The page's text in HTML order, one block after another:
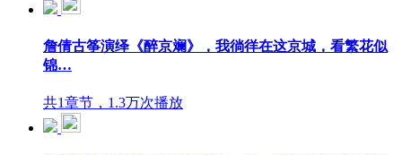
詹倩古筝演绎《醉京斓》，我徜徉在这京城，看繁花似
锦…
共1章节，1.3万次播放